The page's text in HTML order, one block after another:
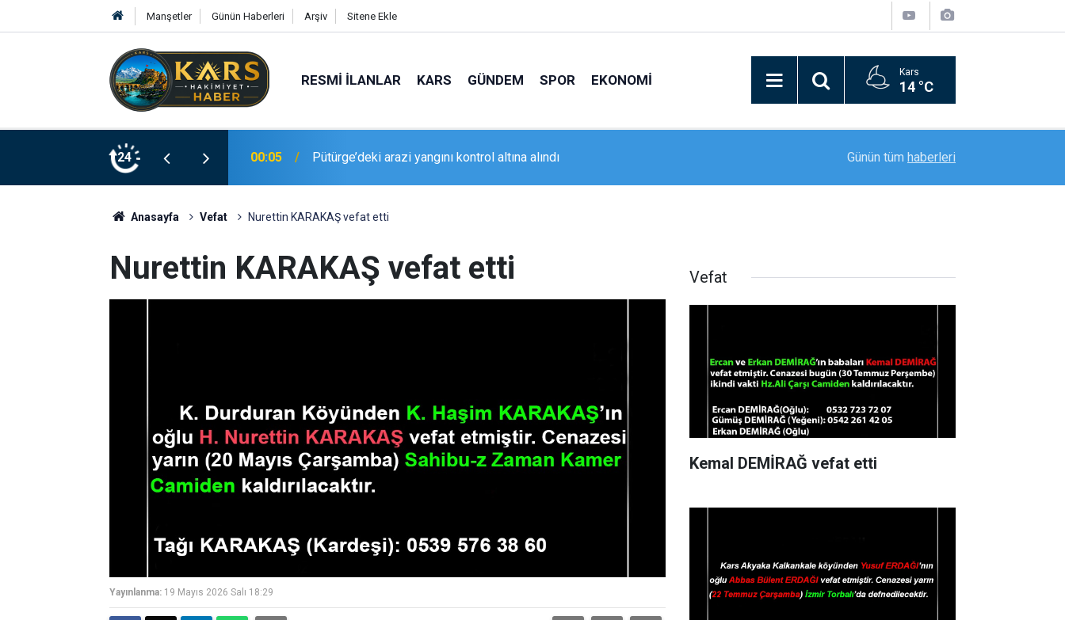
Manşetler Günün Haberleri Arşiv Sitene Ekle
RESMI İLANLAR KARS GÜNDEM SPOR EKONOMI Kars
14 °C
24
23:20
Elazığ’da geniş kapsamlı asayiş uygulaması "Mameki Fest" Tunceli’de coşkuyla başladı
Günün tüm haberleri
Anasayfa Vefat Nurettin KARAKAŞ vefat etti
Nurettin KARAKAŞ vefat etti
Yayınlanma: 19 Mayıs 2026 Salı 18:29
Vefat
Kemal DEMİRAĞ vefat etti